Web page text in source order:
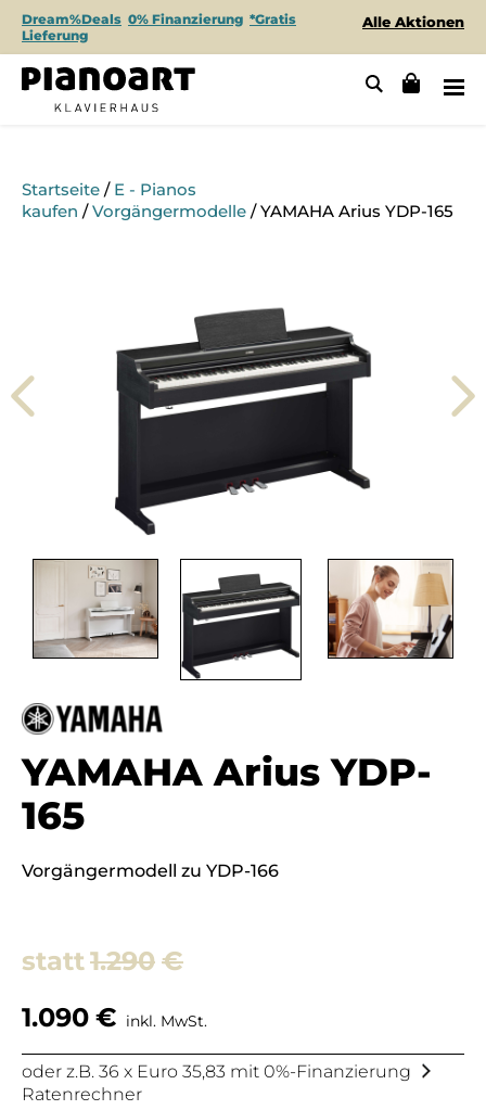
Dream%Deals 0% Finanzierung *Gratis
Lieferung
Alle Aktionen
Startseite / E - Pianos
kaufen /Vorgängermodelle / YAMAHA Arius YDP-165
YAMAHA Arius YDP-
165
Vorgängermodell zu YDP-166
1.290 €
1.090 € inkl. MwSt.
oder z.B. 36 x Euro 35,83 mit 0%-Finanzierung
Ratenrechner